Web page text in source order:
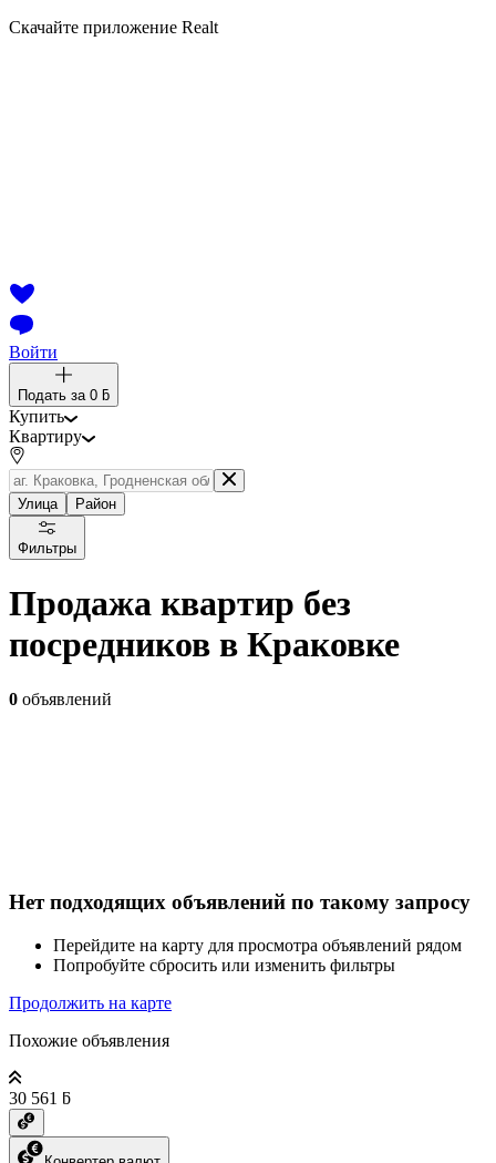
Скачайте приложение Realt
Войти
Подать за 0 ƃ
Купить
Квартиру
Улица Район
Фильтры
Продажа квартир без
посредников в Краковке
0 объявлений
Нет подходящих объявлений по такому запросу
Перейдите на карту для просмотра объявлений рядом
Попробуйте сбросить или изменить фильтры
Продолжить на карте
Похожие объявления
30 561 ƃ